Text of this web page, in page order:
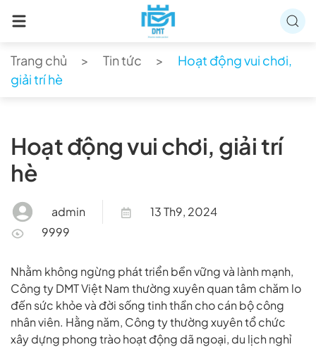
Skip to main content
Trang chủ
Tin tức
Hoạt động vui chơi,
giải trí hè
Hoạt động vui chơi, giải trí
hè
admin
13 Th9, 2024
9999
Nhằm không ngừng phát triển bền vững và lành mạnh,
Công ty DMT Việt Nam thường xuyên quan tâm chăm lo
đến sức khỏe và đời sống tinh thần cho cán bộ công
nhân viên. Hằng năm, Công ty thường xuyên tổ chức
xây dựng phong trào hoạt động dã ngoại, du lịch nghỉ